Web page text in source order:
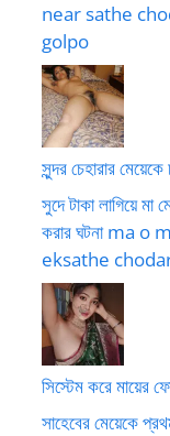
near sathe
golpo
সুন্দর চেহারার
সুদে টাকা লাগিয়ে মা
করার ঘটনা ma o
eksathe
সিস্টেম করে মায়ের
সাহেবের মেয়েকে